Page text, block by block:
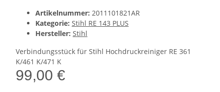
Artikelnummer: 2011101821AR
Kategorie: Stihl RE 143 PLUS
Hersteller: Stihl
Verbindungsstück für Stihl Hochdruckreiniger RE 361
K/461 K/471 K
99,00 €